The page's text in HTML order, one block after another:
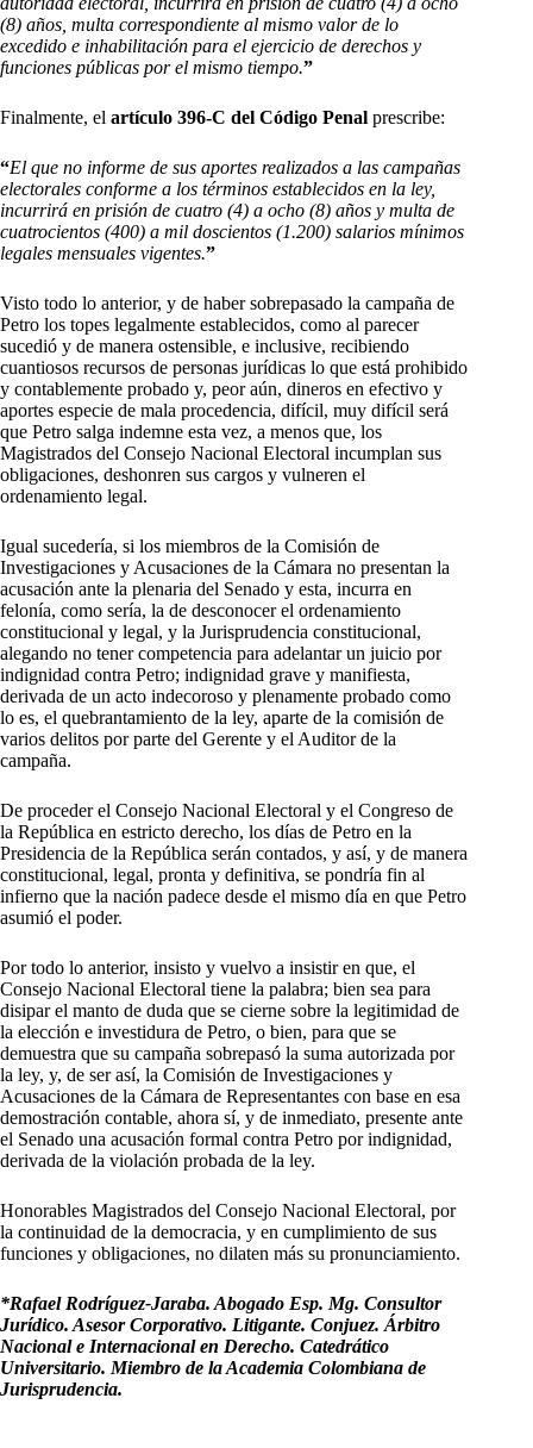
(8) años, multa correspondiente al mismo valor de lo
excedido e inhabilitación para el ejercicio de derechos y
funciones públicas por el mismo tiempo.”
Finalmente, el artículo 396-C del Código Penal prescribe:
“El que no informe de sus aportes realizados a las campañas
electorales conforme a los términos establecidos en la ley,
incurrirá en prisión de cuatro (4) a ocho (8) años y multa de
cuatrocientos (400) a mil doscientos (1.200) salarios mínimos
legales mensuales vigentes.”
Visto todo lo anterior, y de haber sobrepasado la campaña de
Petro los topes legalmente establecidos, como al parecer
sucedió y de manera ostensible, e inclusive, recibiendo
cuantiosos recursos de personas jurídicas lo que está prohibido
y contablemente probado y, peor aún, dineros en efectivo y
aportes especie de mala procedencia, difícil, muy difícil será
que Petro salga indemne esta vez, a menos que, los
Magistrados del Consejo Nacional Electoral incumplan sus
obligaciones, deshonren sus cargos y vulneren el
ordenamiento legal.
Igual sucedería, si los miembros de la Comisión de
Investigaciones y Acusaciones de la Cámara no presentan la
acusación ante la plenaria del Senado y esta, incurra en
felonía, como sería, la de desconocer el ordenamiento
constitucional y legal, y la Jurisprudencia constitucional,
alegando no tener competencia para adelantar un juicio por
indignidad contra Petro; indignidad grave y manifiesta,
derivada de un acto indecoroso y plenamente probado como
lo es, el quebrantamiento de la ley, aparte de la comisión de
varios delitos por parte del Gerente y el Auditor de la
campaña.
De proceder el Consejo Nacional Electoral y el Congreso de
la República en estricto derecho, los días de Petro en la
Presidencia de la República serán contados, y así, y de manera
constitucional, legal, pronta y definitiva, se pondría fin al
infierno que la nación padece desde el mismo día en que Petro
asumió el poder.
Por todo lo anterior, insisto y vuelvo a insistir en que, el
Consejo Nacional Electoral tiene la palabra; bien sea para
disipar el manto de duda que se cierne sobre la legitimidad de
la elección e investidura de Petro, o bien, para que se
demuestra que su campaña sobrepasó la suma autorizada por
la ley, y, de ser así, la Comisión de Investigaciones y
Acusaciones de la Cámara de Representantes con base en esa
demostración contable, ahora sí, y de inmediato, presente ante
el Senado una acusación formal contra Petro por indignidad,
derivada de la violación probada de la ley.
Honorables Magistrados del Consejo Nacional Electoral, por
la continuidad de la democracia, y en cumplimiento de sus
funciones y obligaciones, no dilaten más su pronunciamiento.
*Rafael Rodríguez-Jaraba. Abogado Esp. Mg. Consultor
Jurídico. Asesor Corporativo. Litigante. Conjuez. Árbitro
Nacional e Internacional en Derecho. Catedrático
Universitario. Miembro de la Academia Colombiana de
Jurisprudencia.